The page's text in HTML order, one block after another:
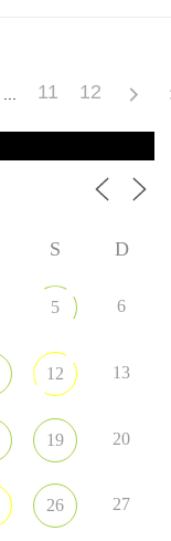
11 12
S D
5 6
12 13
19 20
26 27